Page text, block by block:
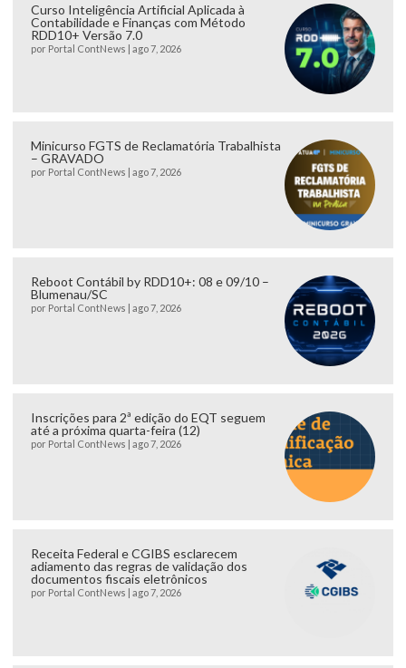
Curso Inteligência Artificial Aplicada à
Contabilidade e Finanças com Método
RDD10+ Versão 7.0
por Portal ContNews | ago 7, 2026
Minicurso FGTS de Reclamatória Trabalhista
– GRAVADO
por Portal ContNews | ago 7, 2026
Reboot Contábil by RDD10+: 08 e 09/10 –
Blumenau/SC
por Portal ContNews | ago 7, 2026
Inscrições para 2ª edição do EQT seguem
até a próxima quarta-feira (12)
por Portal ContNews | ago 7, 2026
Receita Federal e CGIBS esclarecem
adiamento das regras de validação dos
documentos fiscais eletrônicos
por Portal ContNews | ago 7, 2026